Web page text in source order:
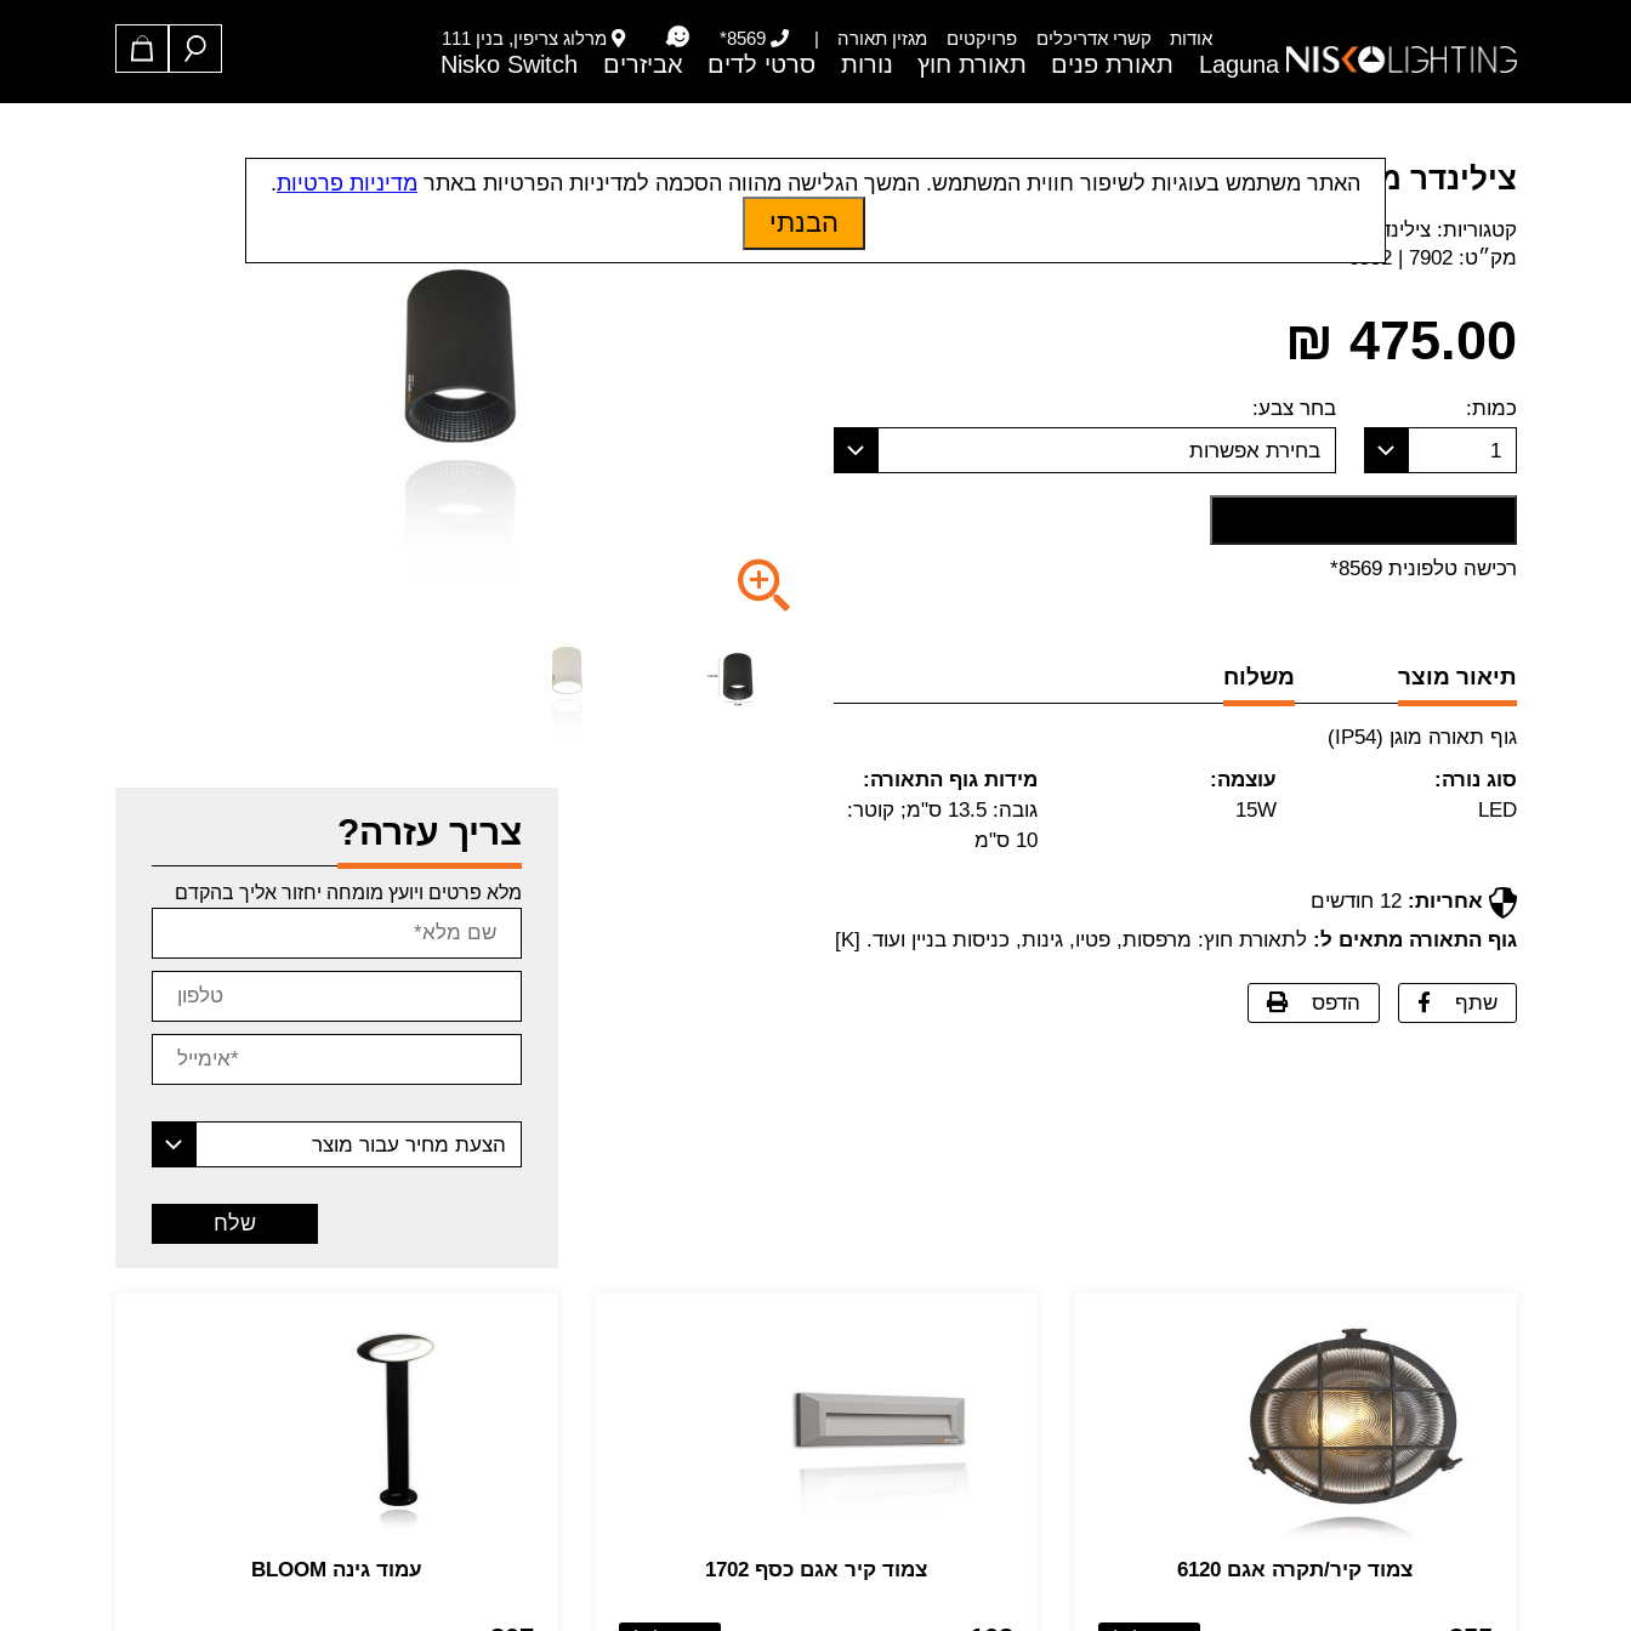
אודות קשרי אדריכלים פרויקטים מגזין תאורה |
8569* מרלוג צריפין, בנין 111
Laguna תאורת פנים תאורת חוץ נורות סרטי לדים אביזרים Nisko Switch
צילינדר מוגן KRIS
קטגוריות:צילינדרים
מק״ט:7902 | 6552
475.00
₪
כמות:
1
בחר צבע:
בחירת אפשרות
רכישה טלפונית 8569*
תיאור מוצר משלוח
גוף תאורה מוגן (IP54)
סוג נורה:
LED
עוצמה:
15W
מידות גוף התאורה:
גובה: 13.5 ס"מ; קוטר:
10 ס"מ
אחריות: 12 חודשים
גוף התאורה מתאים ל:לתאורת חוץ: מרפסות, פטיו, גינות, כניסות בניין ועוד. [K]
שתף הדפס
צריך עזרה?
מלא פרטים ויועץ מומחה יחזור אליך בהקדם
הצעת מחיר עבור מוצר
צמוד קיר/תקרה אגם 6120 צמוד קיר אגם כסף 1702 עמוד גינה BLOOM
האתר משתמש בעוגיות לשיפור חווית המשתמש. המשך הגלישה מהווה הסכמה למדיניות הפרטיות באתר מדיניות פרטיות.
הבנתי